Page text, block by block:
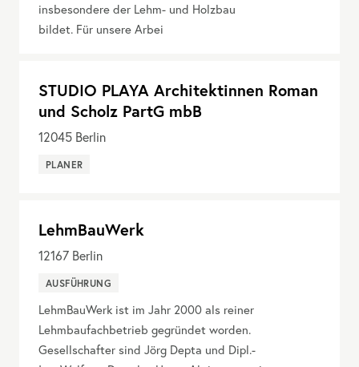
insbesondere der Lehm- und Holzbau
bildet. Für unsere Arbei
STUDIO PLAYA Architektinnen Roman
und Scholz PartG mbB
12045 Berlin
PLANER
LehmBauWerk
12167 Berlin
AUSFÜHRUNG
LehmBauWerk ist im Jahr 2000 als reiner
Lehmbaufachbetrieb gegründet worden.
Gesellschafter sind Jörg Depta und Dipl.-